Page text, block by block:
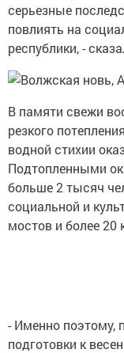
серьезные
повлиять на
республики, -
В памяти свежи
резкого
водной стихии
Подтопленными
больше 2 тысяч
социальной и
мостов и более 20
- Именно поэтому,
подготовки к